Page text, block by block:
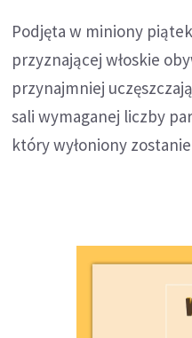
Podjęta w miniony
przyznającej włoskie
przynajmniej
sali wymaganej liczby
który wyłoniony